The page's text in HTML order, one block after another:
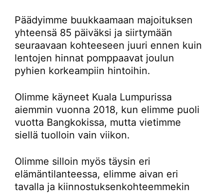
Päädyimme buukkaamaan majoituksen
yhteensä 85 päiväksi ja siirtymään
seuraavaan kohteeseen juuri ennen kuin
lentojen hinnat pomppaavat joulun
pyhien korkeampiin hintoihin.
Olimme käyneet Kuala Lumpurissa
aiemmin vuonna 2018, kun elimme puoli
vuotta Bangkokissa, mutta vietimme
siellä tuolloin vain viikon.
Olimme silloin myös täysin eri
elämäntilanteessa, elimme aivan eri
tavalla ja kiinnostuksenkohteemmekin